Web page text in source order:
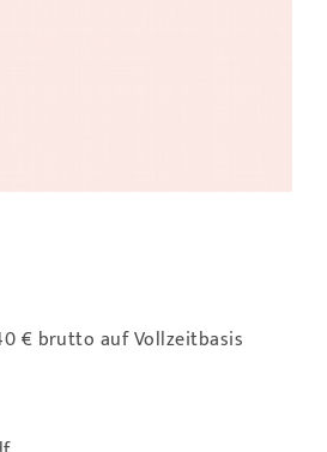
€ brutto auf Vollzeitbasis